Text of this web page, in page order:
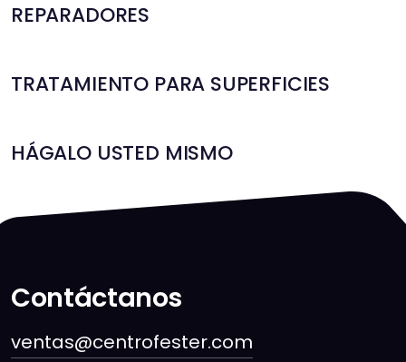
REPARADORES
TRATAMIENTO PARA SUPERFICIES
HÁGALO USTED MISMO
Contáctanos
ventas@centrofester.com